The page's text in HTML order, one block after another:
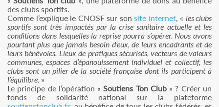
des clubs sportifs.
Comme l’explique le CNOSF sur son site internet, « les clubs
sportifs sont très impactés par la crise sanitaire actuelle et les
conditions dans lesquelles la reprise pourra s’opérer. Nous avons
pourtant plus que jamais besoin d’eux, de leurs encadrants et de
leurs bénévoles. Lieux de pratiques sécurisés, vecteurs de valeurs
communes, espaces d’épanouissement individuel et collectif, les
clubs sont un pilier de la société française dont ils participent à
l’équilibre. »
Le principe de l’opération «Soutiens Ton Club» ? Créer un
fonds de solidarité national sur la plateforme